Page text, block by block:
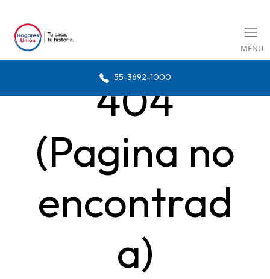
MENU
55-3692-1000
404
(Pagina no
encontrad
a)